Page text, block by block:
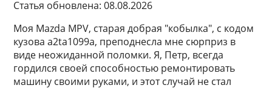
Статья обновлена: 08.08.2026
Моя Mazda MPV, старая добрая "кобылка", с кодом
кузова a2ta1099a, преподнесла мне сюрприз в
виде неожиданной поломки. Я, Петр, всегда
гордился своей способностью ремонтировать
машину своими руками, и этот случай не стал